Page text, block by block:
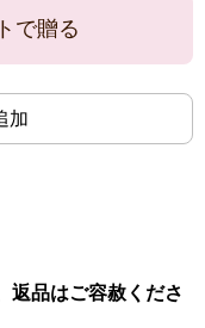
で贈る
加
返品はご容赦くださ